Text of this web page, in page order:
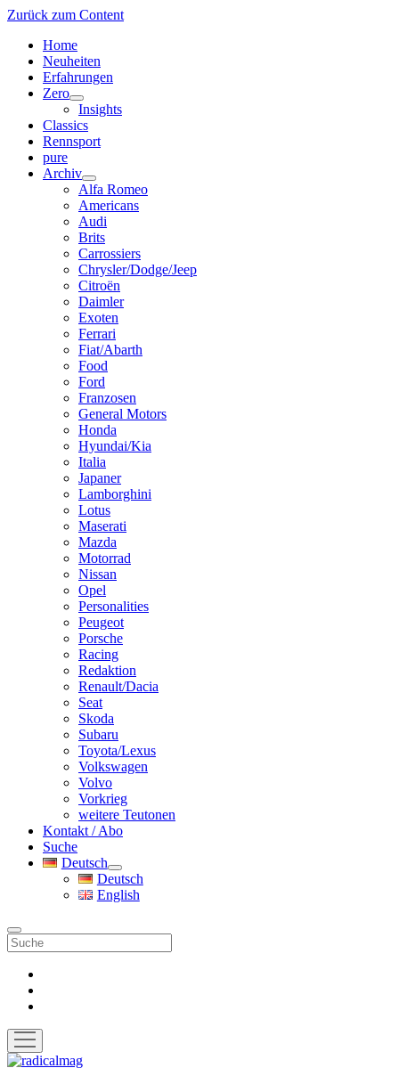
Zurück zum Content
Home
Neuheiten
Erfahrungen
Zero
Menü
öffnen
Insights
Classics
Rennsport
pure
Archiv
Menü
öffnen
Alfa Romeo
Americans
Audi
Brits
Carrossiers
Chrysler/Dodge/Jeep
Citroën
Daimler
Exoten
Ferrari
Fiat/Abarth
Food
Ford
Franzosen
General Motors
Honda
Hyundai/Kia
Italia
Japaner
Lamborghini
Lotus
Maserati
Mazda
Motorrad
Nissan
Opel
Personalities
Peugeot
Porsche
Racing
Redaktion
Renault/Dacia
Seat
Skoda
Subaru
Toyota/Lexus
Volkswagen
Volvo
Vorkrieg
weitere Teutonen
Kontakt / Abo
Suche
Deutsch
Menü
öffnen
Deutsch
English
Suche
Menü
öffnen
radicalmag